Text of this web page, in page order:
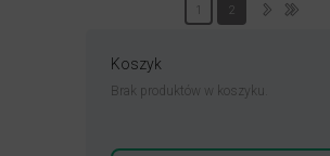
1 2
Koszyk
Brak produktów w koszyku.